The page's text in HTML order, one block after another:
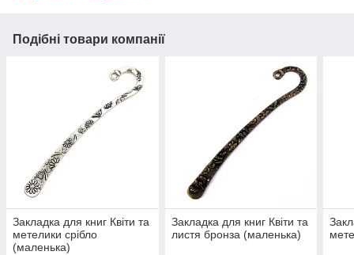
Подібні товари компанії
Закладка для книг Квіти та
метелики срібло
(маленька)
Закладка для книг Квіти та
листя бронза (маленька)